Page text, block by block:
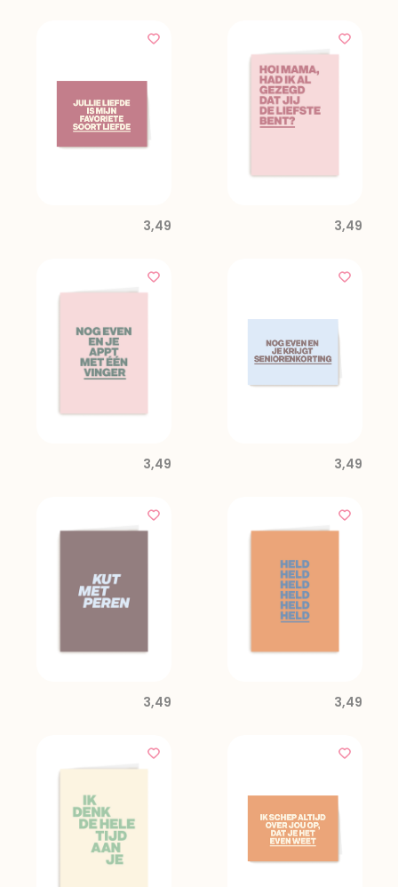
3,49 3,49
3,49 3,49
3,49 3,49